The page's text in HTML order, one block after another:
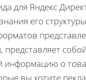
для Яндекс
его
представляет
информацию о
вы хотите